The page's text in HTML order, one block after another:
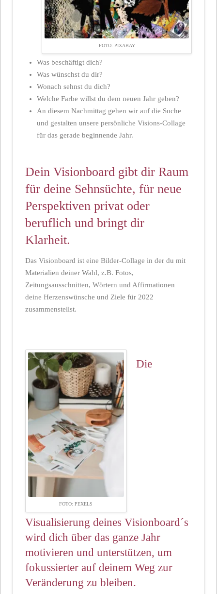
FOTO: PIXABAY
Was beschäftigt dich?
Was wünschst du dir?
Wonach sehnst du dich?
Welche Farbe willst du dem neuen Jahr geben?
An diesem Nachmittag gehen wir auf die Suche
und gestalten unsere persönliche Visions-Collage
für das gerade beginnende Jahr.
Dein Visionboard gibt dir Raum
für deine Sehnsüchte, für neue
Perspektiven privat oder
beruflich und bringt dir
Klarheit.
Das Visionboard ist eine Bilder-Collage in der du mit
Materialien deiner Wahl, z.B. Fotos,
Zeitungsausschnitten, Wörtern und Affirmationen
deine Herzenswünsche und Ziele für 2022
zusammenstellst.
FOTO: PEXELS
Die
Visualisierung deines Visionboard´s
wird dich über das ganze Jahr
motivieren und unterstützen, um
fokussierter auf deinem Weg zur
Veränderung zu bleiben.